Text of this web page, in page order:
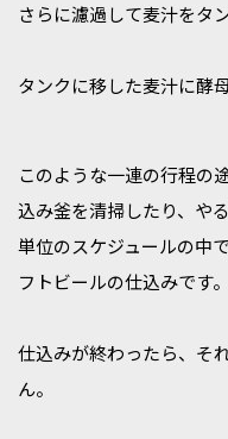
さらに濾過して麦汁をタ
タンクに移した麦汁に酵
このような一連の行程の
込み釜を清掃したり、や
単位のスケジュールの中
フトビールの仕込みです。
仕込みが終わったら、そ
ん。